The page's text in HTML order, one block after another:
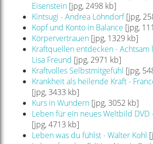
Eisenstein[jpg, 2498 kb]
Kintsugi - Andrea Löhndorf[jpg,
Kopf und Konto in Balance [jpg,
Körpervertrauen[jpg, 1329 kb]
Kraftquellen entdecken - Achtsam
Lisa Freund [jpg, 2971 kb]
Kraftvolles Selbstmitgefühl [jpg,
Krankheit als heilende Kraft -
[jpg, 3433 kb]
Kurs in Wundern[jpg, 3052 kb]
Leben für ein neues Weltbild DVD
[jpg, 4713 kb]
Leben was du fühlst - Walter Kohl